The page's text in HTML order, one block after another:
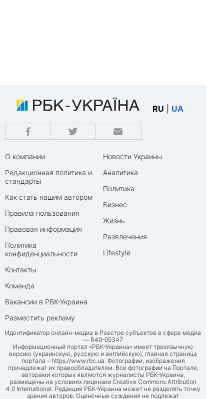
RU UA
О компании
Редакционная политика и
стандарты
Как стать нашим автором
Правила пользования
Правовая информация
Политика
конфиденциальности
Контакты
Команда
Вакансии в РБК-Украина
Разместить рекламу
Новости Украины
Аналитика
Политика
Бизнес
Жизнь
Развлечения
Lifestyle
Идентификатор онлайн-медиа в Реестре субъектов в сфере медиа
— R40-05347
Информационный портал «РБК-Украина» имеет трехязычную
версию (украинскую, русскую и английскую), главная страница
портала – https://www.rbc.ua. Фотографии, изображения
принадлежат их правообладателям. Все фотографии на Портале,
авторами которых являются журналисты РБК-Украина,
размещены на условиях лицензии Creative Commons Attribution
4.0 International. Редакция РБК-Украина может не разделять точку
зрения авторов. Оценочные суждения не подлежат